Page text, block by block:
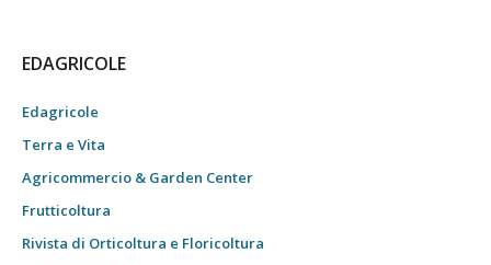
EDAGRICOLE
Edagricole
Terra e Vita
Agricommercio & Garden Center
Frutticoltura
Rivista di Orticoltura e Floricoltura